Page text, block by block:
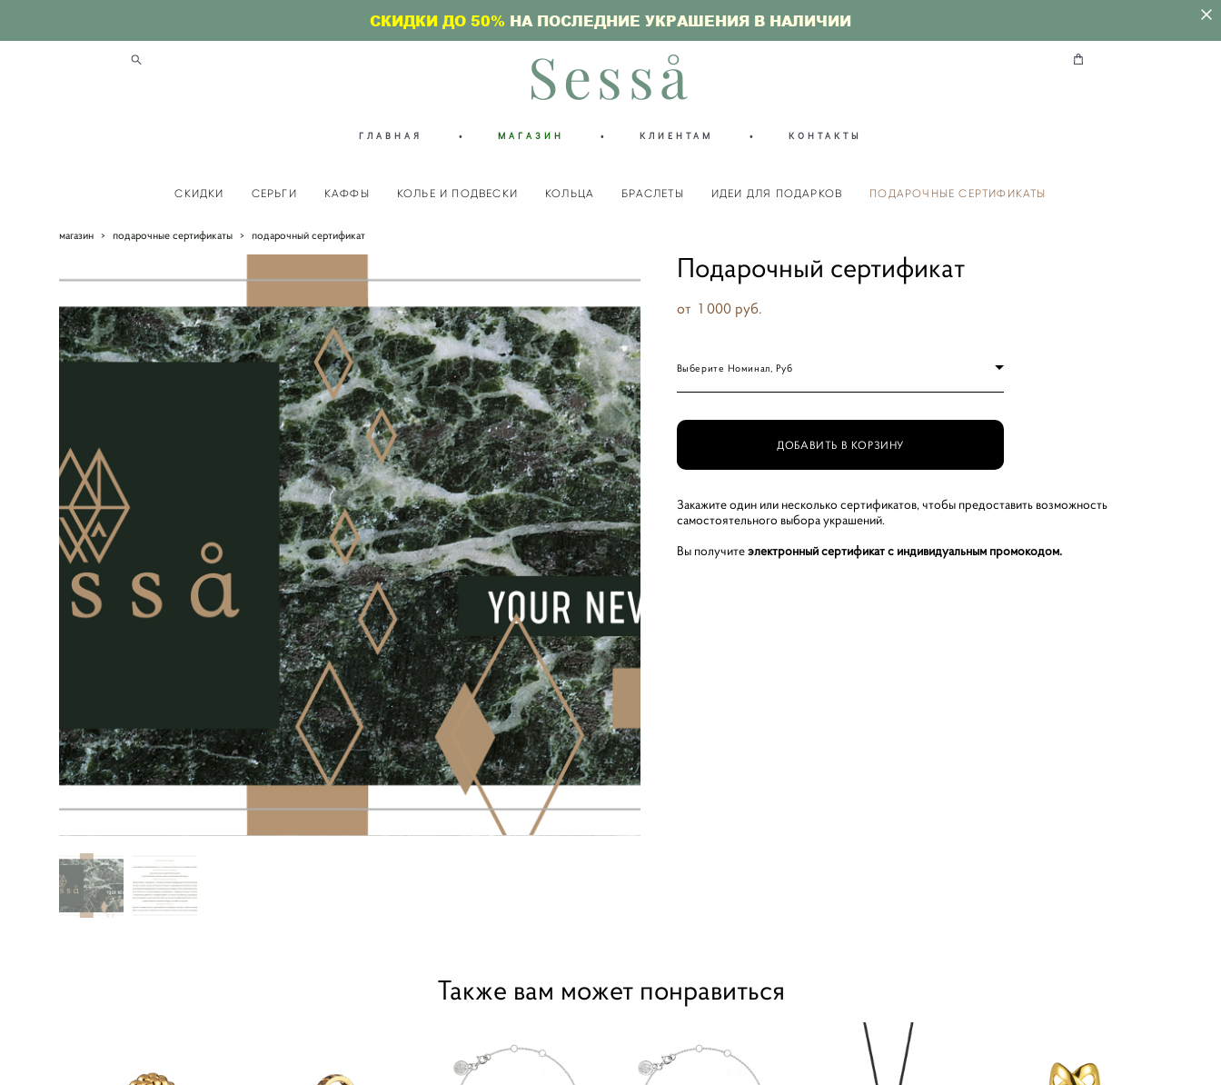
СКИДКИ ДО 50% НА ПОСЛЕДНИЕ УКРАШЕНИЯ В НАЛИЧИИ
Sesså
ГЛАВНАЯ • МАГАЗИН • КЛИЕНТАМ • КОНТАКТЫ
СКИДКИ СЕРЬГИ КАФФЫ КОЛЬЕ И ПОДВЕСКИ КОЛЬЦА БРАСЛЕТЫ ИДЕИ ДЛЯ ПОДАРКОВ ПОДАРОЧНЫЕ СЕРТИФИКАТЫ
магазин > подарочные сертификаты > подарочный сертификат
Подарочный сертификат
от 1 000 pуб.
Выберите Номинал, Руб
ДОБАВИТЬ В КОРЗИНУ
Закажите один или несколько сертификатов, чтобы предоставить возможность
самостоятельного выбора украшений.
Вы получитеэлектронный сертификат с индивидуальным промокодом.
Также вам может понравиться